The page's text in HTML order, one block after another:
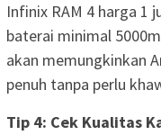
Infinix RAM 4 harga 1
baterai minimal
akan memungkinkan
penuh tanpa perlu
Tip 4: Cek Kualitas